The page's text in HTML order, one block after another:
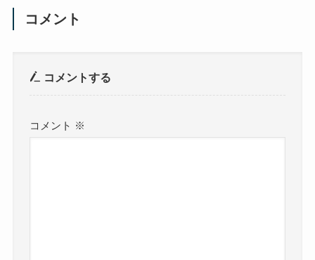
コメント
コメントする
コメント ※